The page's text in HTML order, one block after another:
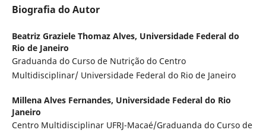
Biografia do Autor
Beatriz Graziele Thomaz Alves, Universidade Federal do
Rio de Janeiro
Graduanda do Curso de Nutrição do Centro
Multidisciplinar/ Universidade Federal do Rio de Janeiro
Millena Alves Fernandes, Universidade Federal do Rio
Janeiro
Centro Multidisciplinar UFRJ-Macaé/Graduanda do Curso de